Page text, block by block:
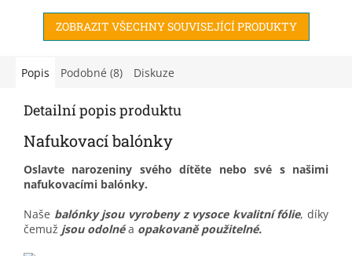
ZOBRAZIT VŠECHNY SOUVISEJÍCÍ PRODUKTY
Popis Podobné (8) Diskuze
Detailní popis produktu
Nafukovací balónky
Oslavte narozeniny svého dítěte nebo své s našimi
nafukovacími balónky.
Naše balónky jsou vyrobeny z vysoce kvalitní fólie, díky
čemuž jsou odolnéa opakovaně použitelné.